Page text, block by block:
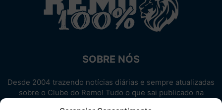
SOBRE NÓS
Desde 2004 trazendo notícias diárias e sempre atualizadas
sobre o Clube do Remo! Tudo o que sai publicado na